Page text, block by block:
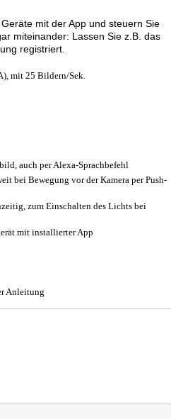
mit der App und steuern Sie
miteinander: Lassen Sie z.B. das
registriert.
mit 25 Bildern/Sek.
auch per Alexa-Sprachbefehl
bei Bewegung vor der Kamera per Push-
zum Einschalten des Lichts bei
mit installierter App
Anleitung